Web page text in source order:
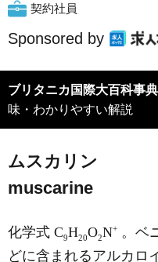
契約社員
Sponsored by
ブリタニカ国際大百科事
味・わかりやすい解説
ムスカリン
muscarine
化学式 C9H20O2N+ 。ベ
どに含まれるアルカロ